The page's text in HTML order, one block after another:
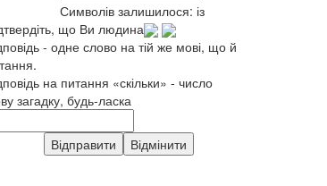
Символів залишилося: із
що Ви людина
- одне слово на тій же мові, що й
на питання «скільки» - число
загадку, будь-ласка